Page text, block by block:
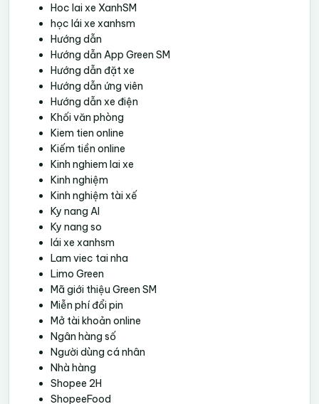
Hoc lai xe XanhSM
học lái xe xanhsm
Hướng dẫn
Hướng dẫn App Green SM
Hướng dẫn đặt xe
Hướng dẫn ứng viên
Hướng dẫn xe điện
Khối văn phòng
Kiem tien online
Kiếm tiền online
Kinh nghiem lai xe
Kinh nghiệm
Kinh nghiệm tài xế
Ky nang AI
Ky nang so
lái xe xanhsm
Lam viec tai nha
Limo Green
Mã giới thiệu Green SM
Miễn phí đổi pin
Mở tài khoản online
Ngân hàng số
Người dùng cá nhân
Nhà hàng
Shopee 2H
ShopeeFood